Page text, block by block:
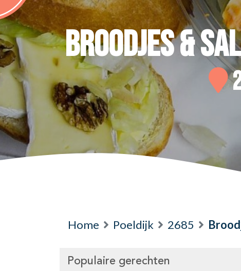
Broodjes &
Home Poeldijk 2685
Populaire gerechten